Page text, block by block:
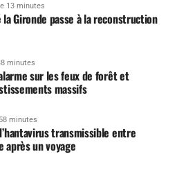
13 minutes
Gironde passe à la reconstruction
minutes
sur les feux de forêt et
massifs
minutes
transmissible entre
après un voyage